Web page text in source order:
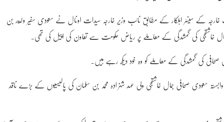
کے سینئر اہلکار کے مطابق نائب وزیر خارجہ سیدات اونال نے سعودی سفیر وليد بن
خاشقجی کی گمشدگی کے معاملے پر ریاض حکومت سے تعاون کی اپیل کی تھی۔
کی گمشدگی کے معاملے کو وہ خود دیکھ رہے ہیں۔
سعودی صحافی جمال خاشقجی ولی عہد شہزادہ محمد بن سلمان کی پالیسیوں کے بڑے ناقد